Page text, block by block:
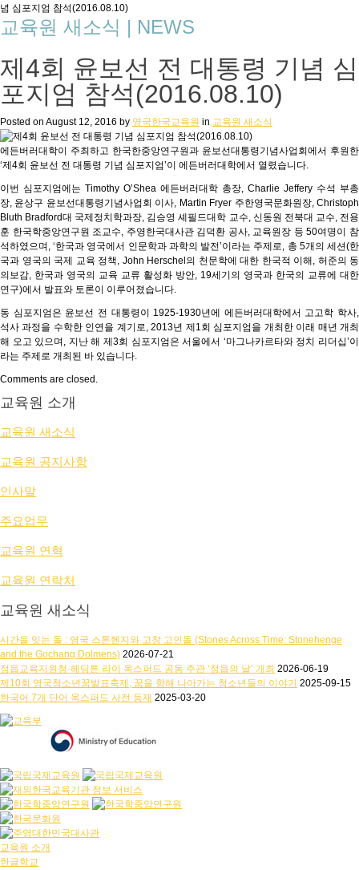
념 심포지엄 참석(2016.08.10)
교육원 새소식 | NEWS
제4회 윤보선 전 대통령 기념 심
포지엄 참석(2016.08.10)
Posted on August 12, 2016 by 영국한국교육원 in 교육원 새소식
에든버러대학이 주최하고 한국한중앙연구원과 윤보선대통령기념사업회에서 후원한
‘제4회 윤보선 전 대통령 기념 심포지엄’이 에든버러대학에서 열렸습니다.
이번 심포지엄에는 Timothy O’Shea 에든버러대학 총장, Charlie Jeffery 수석 부총
장, 윤상구 윤보선대통령기념사업회 이사, Martin Fryer 주한영국문화원장, Christoph
Bluth Bradford대 국제정치학과장, 김승영 셰필드대학 교수, 신동원 전북대 교수, 전용
훈 한국학중앙연구원 조교수, 주영한국대사관 김덕환 공사, 교육원장 등 50여명이 참
석하였으며, ‘한국과 영국에서 인문학과 과학의 발전’이라는 주제로, 총 5개의 세션(한
국과 영국의 국제 교육 정책, John Herschel의 천문학에 대한 한국적 이해, 허준의 동
의보감, 한국과 영국의 교육 교류 활성화 방안, 19세기의 영국과 한국의 교류에 대한
연구)에서 발표와 토론이 이루어졌습니다.
동 심포지엄은 윤보선 전 대통령이 1925-1930년에 에든버러대학에서 고고학 학사,
석사 과정을 수학한 인연을 계기로, 2013년 제1회 심포지엄을 개최한 이래 매년 개최
해 오고 있으며, 지난 해 제3회 심포지엄은 서울에서 ‘마그나카르타와 정치 리더십’이
라는 주제로 개최된 바 있습니다.
Comments are closed.
교육원 소개
교육원 새소식
교육원 공지사항
인사말
주요업무
교육원 연혁
교육원 연락처
교육원 새소식
시간을 잇는 돌 : 영국 스톤헨지와 고창 고인돌 (Stones Across Time: Stonehenge
and the Gochang Dolmens) 2026-07-21
정읍교육지원청·헤딩튼 라이 옥스퍼드 공동 주관 ‘정읍의 날’ 개최 2026-06-19
제10회 영국청소년꿈발표축제, 꿈을 향해 나아가는 청소년들의 이야기 2025-09-15
한국어 7개 단어 옥스퍼드 사전 등재 2025-03-20
교육원 소개
한글학교